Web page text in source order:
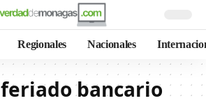
Regionales Nacionales
feriado bancario